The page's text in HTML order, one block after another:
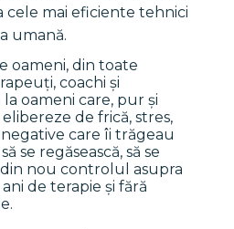
cele mai eficiente tehnici
umană.
oameni, din toate
coachi și
oameni care, pur și
de frică, stres,
care îi trăgeau
se regăsească, să se
din nou controlul asupra
de terapie și fără